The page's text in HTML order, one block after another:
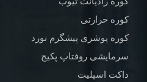
کوره حرارتی
کوره پوشری پیشگرم نورد
سرمایشی روفتاپ پکیج
داکت اسپلیت